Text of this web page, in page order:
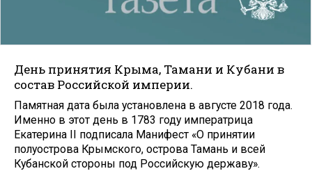
День принятия Крыма, Тамани и Кубани в
состав Российской империи.
Памятная дата была установлена в августе 2018 года.
Именно в этот день в 1783 году императрица
Екатерина II подписала Манифест «О принятии
полуострова Крымского, острова Тамань и всей
Кубанской стороны под Российскую державу».